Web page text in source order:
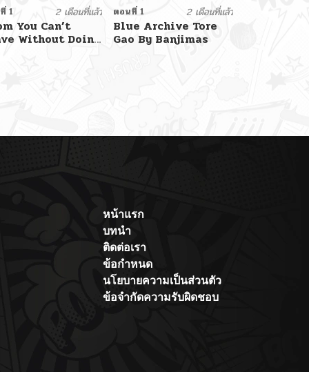
1 2 เดือนที่แล้ว
You Can’t
Without Doing
ตอนที่ 1 2 เดือนที่แล้ว
Blue Archive Tore
Gao By Banjimas
หน้าแรก
บทนำ
ติดต่อเรา
ข้อกำหนด
นโยบายความเป็นส่วนตัว
ข้อจำกัดความรับผิดชอบ